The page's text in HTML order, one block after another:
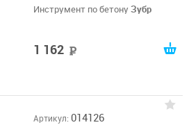
Инструмент по бетону Зубр
1 162
Артикул: 014126